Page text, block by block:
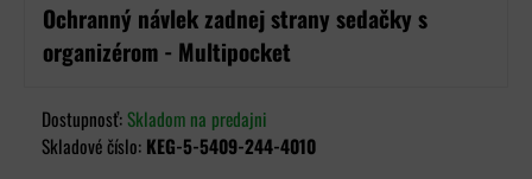
Ochranný návlek zadnej strany sedačky s
organizérom - Multipocket
Dostupnosť:Skladom na predajni
Skladové číslo: KEG-5-5409-244-4010